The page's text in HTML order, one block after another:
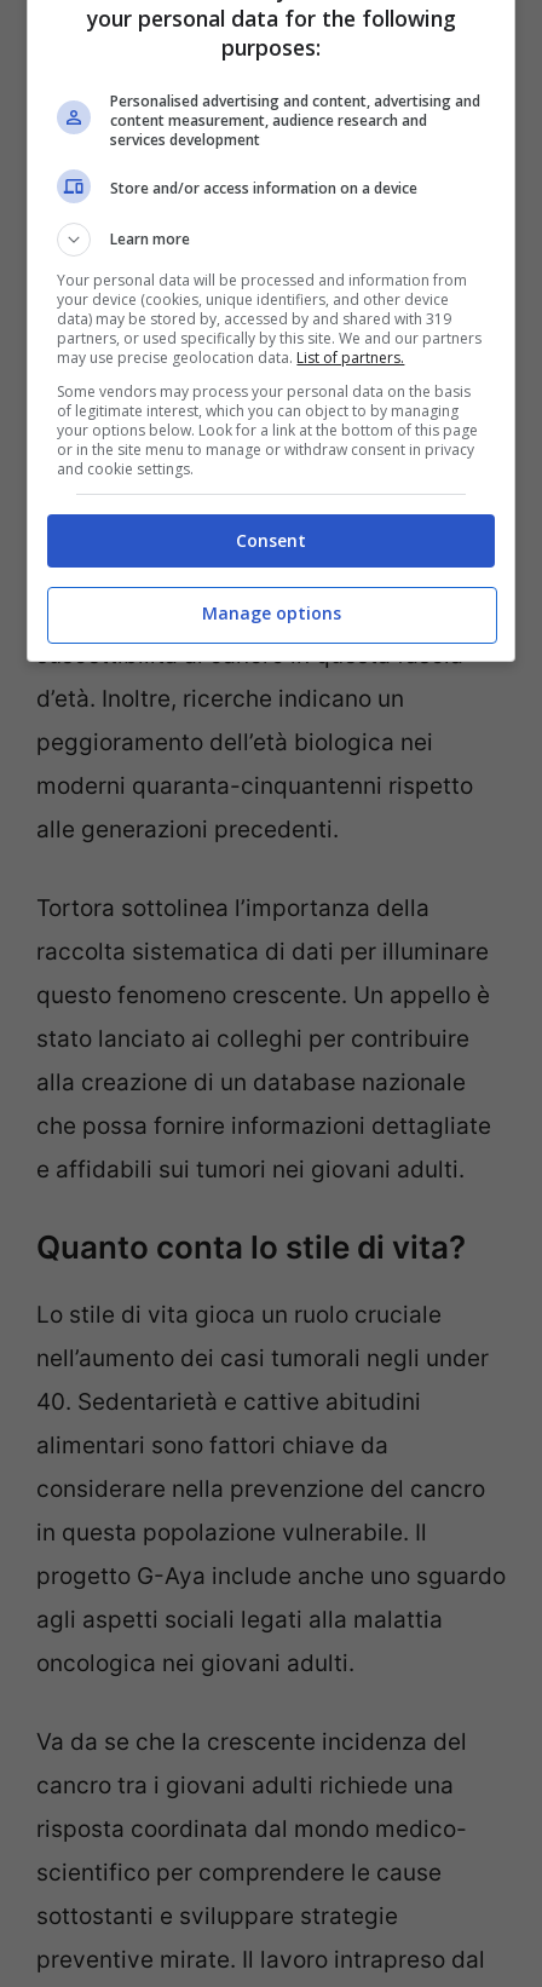
sociali e genomici per offrire una visione
under 40. L’obiettivo è identificare pattern
preventive efficaci.
Tumori: preoccupa l’aumento
dei casi tra gli under 50
Studi internazionali hanno confermato
l’allarmante crescita dei casi tumorali tra
gli under 50 a livello globale. Fattori come
alimentazione scorretta, fumo, alcol e
obesità sono stati identificati come
possibili contribuenti all’aumento della
suscettibilità al cancro in questa fascia
d’età. Inoltre, ricerche indicano un
peggioramento dell’età biologica nei
moderni quaranta-cinquantenni rispetto
alle generazioni precedenti.
Tortora sottolinea l’importanza della
raccolta sistematica di dati per illuminare
questo fenomeno crescente. Un appello è
stato lanciato ai colleghi per contribuire
alla creazione di un database nazionale
che possa fornire informazioni dettagliate
e affidabili sui tumori nei giovani adulti.
Quanto conta lo stile di vita?
Lo stile di vita gioca un ruolo cruciale
nell’aumento dei casi tumorali negli under
40. Sedentarietà e cattive abitudini
alimentari sono fattori chiave da
considerare nella prevenzione del cancro
in questa popolazione vulnerabile. Il
progetto G-Aya include anche uno sguardo
agli aspetti sociali legati alla malattia
oncologica nei giovani adulti.
Va da se che la crescente incidenza del
cancro tra i giovani adulti richiede una
risposta coordinata dal mondo medico-
scientifico per comprendere le cause
sottostanti e sviluppare strategie
preventive mirate. Il lavoro intrapreso dal
your personal data for the following
purposes:
Personalised advertising and content, advertising and
content measurement, audience research and
services development
Store and/or access information on a device
Learn more
Your personal data will be processed and information from
your device (cookies, unique identifiers, and other device
data) may be stored by, accessed by and shared with 319
partners, or used specifically by this site. We and our partners
may use precise geolocation data. List of partners.
Some vendors may process your personal data on the basis
of legitimate interest, which you can object to by managing
your options below. Look for a link at the bottom of this page
or in the site menu to manage or withdraw consent in privacy
and cookie settings.
Consent
Manage options